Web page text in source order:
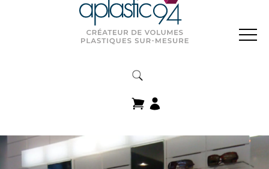
Comment choisir
sa matière
Contactez-nous